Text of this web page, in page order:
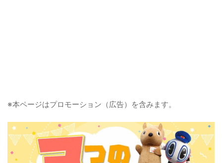
※本ページはプロモーション（広告）を含みます。